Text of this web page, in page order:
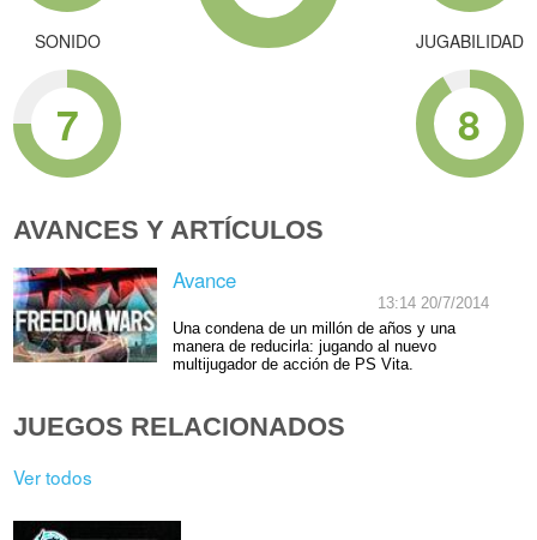
SONIDO
7
JUGABILIDAD
8
AVANCES Y ARTÍCULOS
Avance
13:14 20/7/2014
Una condena de un millón de años y una
manera de reducirla: jugando al nuevo
multijugador de acción de PS Vita.
JUEGOS RELACIONADOS
Ver todos